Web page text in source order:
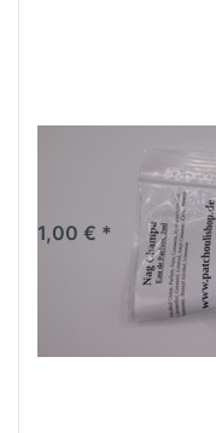
Duft-Mini Nag
Champa
1,00 € *